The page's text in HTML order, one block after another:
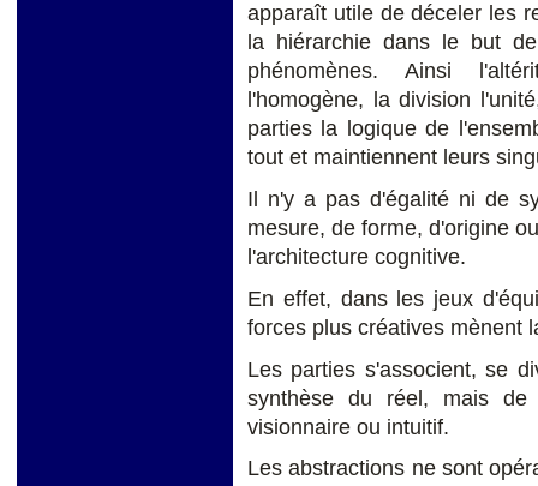
apparaît utile de déceler les
la hiérarchie dans le but
phénomènes. Ainsi
l'homogène, la division
parties la logique de
tout et maintiennent leurs
Il n'y a pas d'égalité ni de
mesure, de forme, d'origine
l'architecture cognitive.
En effet, dans les jeux
forces plus créatives mènent
Les parties s'associent, se
synthèse du réel, mais de
visionnaire ou intuitif.
Les abstractions ne sont